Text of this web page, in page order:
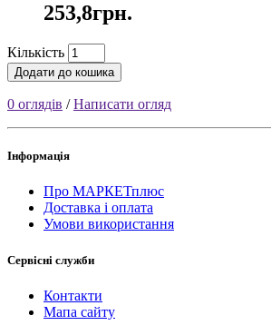
253,8грн.
Кількість
Додати до кошика
0 оглядів /Написати огляд
Інформація
Про МАРКЕТплюс
Доставка і оплата
Умови використання
Сервісні служби
Контакти
Мапа сайту